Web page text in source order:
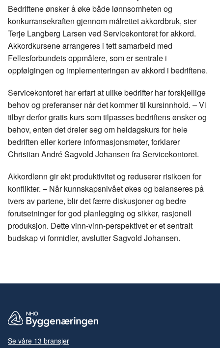
Bedriftene ønsker å øke både lønnsomheten og
konkurransekraften gjennom målrettet akkordbruk, sier
Terje Langberg Larsen ved Servicekontoret for akkord.
Akkordkursene arrangeres i tett samarbeid med
Fellesforbundets oppmålere, som er sentrale i
oppfølgingen og implementeringen av akkord i bedriftene.
Servicekontoret har erfart at ulike bedrifter har forskjellige
behov og preferanser når det kommer til kursinnhold. – Vi
tilbyr derfor gratis kurs som tilpasses bedriftens ønsker og
behov, enten det dreier seg om heldagskurs for hele
bedriften eller kortere informasjonsmøter, forklarer
Christian André Sagvold Johansen fra Servicekontoret.
Akkordlønn gir økt produktivitet og reduserer risikoen for
konflikter. – Når kunnskapsnivået økes og balanseres på
tvers av partene, blir det færre diskusjoner og bedre
forutsetninger for god planlegging og sikker, rasjonell
produksjon. Dette vinn-vinn-perspektivet er et sentralt
budskap vi formidler, avslutter Sagvold Johansen.
Se våre 13 bransjer